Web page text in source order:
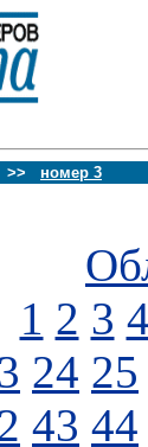
>> номер 3
1 2 3 4
24 25
43 44